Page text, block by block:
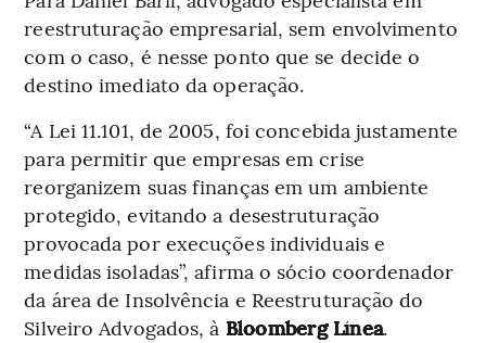
reestruturação empresarial, sem envolvimento
com o caso, é nesse ponto que se decide o
destino imediato da operação.
“A Lei 11.101, de 2005, foi concebida justamente
para permitir que empresas em crise
reorganizem suas finanças em um ambiente
protegido, evitando a desestruturação
provocada por execuções individuais e
medidas isoladas”, afirma o sócio coordenador
da área de Insolvência e Reestruturação do
Silveiro Advogados, à Bloomberg Línea.